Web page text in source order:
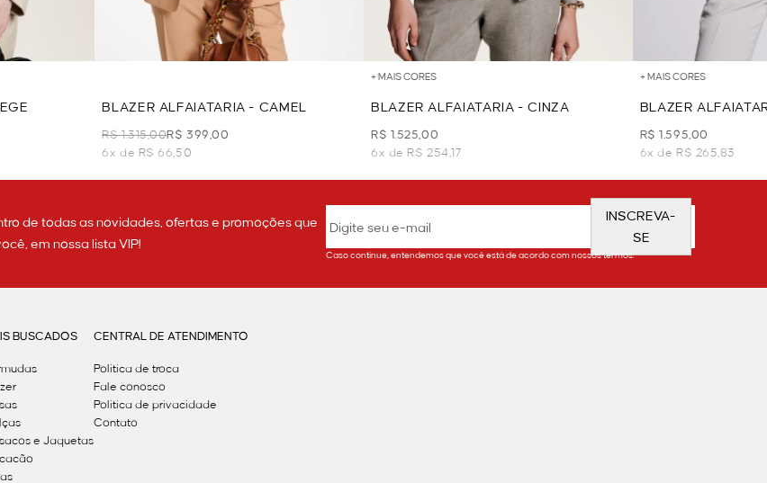
BLAZER ALFAIATARIA - CAMEL
R$ 1.315,00R$ 399,00
6x de R$ 66,50
+ MAIS CORES
BLAZER ALFAIATARIA - CINZA
R$ 1.525,00
6x de R$ 254,17
+ MAIS CORES
BLAZER
R$ 1.595,00
6x de R$ 265,83
de todas as novidades, ofertas e promoções que
em nossa lista VIP!
INSCREVA-
SE
Caso continue, entendemos que você está de acordo com nossos termos.
BUSCADOS
e Jaquetas
CENTRAL DE ATENDIMENTO
Política de troca
Fale conosco
Politica de privacidade
Contato